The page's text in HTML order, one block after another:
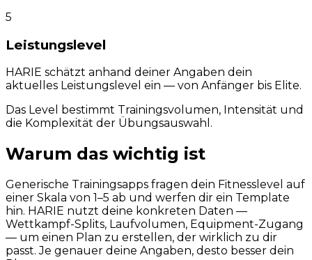
5
Leistungslevel
HARIE schätzt anhand deiner Angaben dein
aktuelles Leistungslevel ein — von Anfänger bis Elite.
Das Level bestimmt Trainingsvolumen, Intensität und
die Komplexität der Übungsauswahl.
Warum das wichtig ist
Generische Trainingsapps fragen dein Fitnesslevel auf
einer Skala von 1–5 ab und werfen dir ein Template
hin. HARIE nutzt deine konkreten Daten —
Wettkampf-Splits, Laufvolumen, Equipment-Zugang
— um einen Plan zu erstellen, der wirklich zu dir
passt. Je genauer deine Angaben, desto besser dein